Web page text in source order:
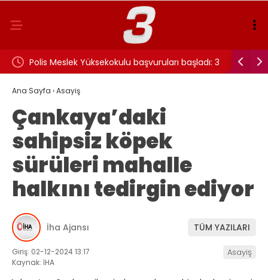
Polis Meslek Yüksekokulu başvuruları başladı: 3
bin 250 öğrenci alınacak
7
Ana Sayfa ›Asayiş
Çankaya’daki
sahipsiz köpek
sürüleri mahalle
halkını tedirgin ediyor
İha Ajansı TÜM YAZILARI
Giriş: 02-12-2024 13:17
Kaynak: İHA
Asayiş